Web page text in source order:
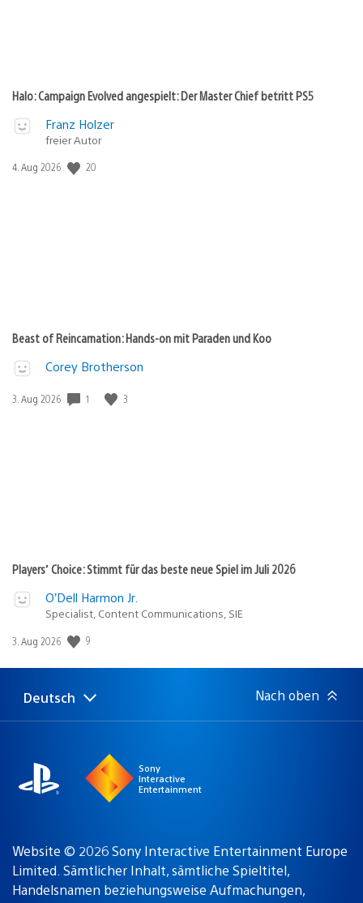
Halo: Campaign Evolved angespielt: Der Master Chief betritt PS5
Franz Holzer
freier Autor
Veröffentlichungsdatum:
4. Aug 2026 20
Beast of Reincarnation: Hands-on mit Paraden und Koo
Corey Brotherson
Veröffentlichungsdatum:
3. Aug 2026 1 3
Players’ Choice: Stimmt für das beste neue Spiel im Juli 2026
O’Dell Harmon Jr.
Specialist, Content Communications, SIE
Veröffentlichungsdatum:
3. Aug 2026 9
Select
a
Aktuelle
Region:
Deutsch Nach oben
Sony
Interactive
Entertainment
Website © 2026 Sony Interactive Entertainment Europe
Limited. Sämtlicher Inhalt, sämtliche Spieltitel,
Handelsnamen beziehungsweise Aufmachungen,